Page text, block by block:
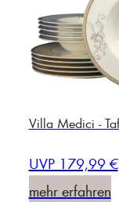
Villa Medici -
UVP 179,99 €
mehr erfahren